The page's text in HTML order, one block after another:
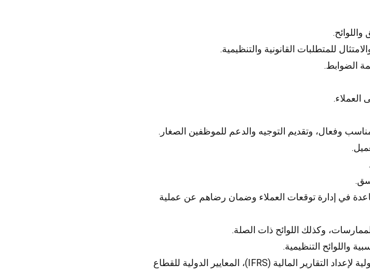
للمتطلبات القانونية والتنظيمية.
الضوابط.
العملاء.
وفعال، وتقديم التوجيه والدعم للموظفين الصغار.
في إدارة توقعات العملاء وضمان رضاهم عن عملية
وكذلك اللوائح ذات الصلة.
واللوائح التنظيمية.
تطوير المهارات التقنية والمعرفة بشكل مستمر في مجالات مثل المعايير الدولية لإعداد التقارير المالية (IFRS)، المعايير الدولية للقطاع